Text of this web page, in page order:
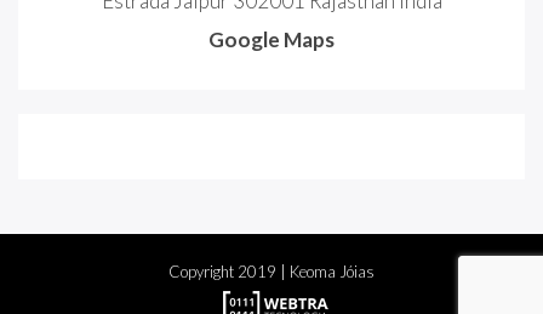
Google Maps
Copyright 2019 | Keoma Jóias